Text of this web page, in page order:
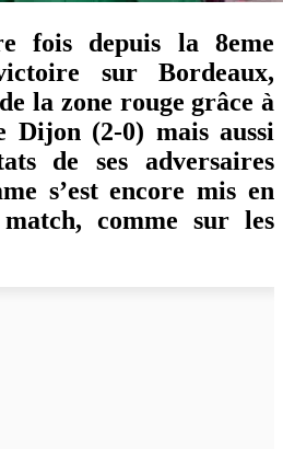
fois depuis la 8eme
sur Bordeaux,
la zone rouge grâce à
Dijon (2-0) mais aussi
de ses adversaires
s’est encore mis en
comme sur les